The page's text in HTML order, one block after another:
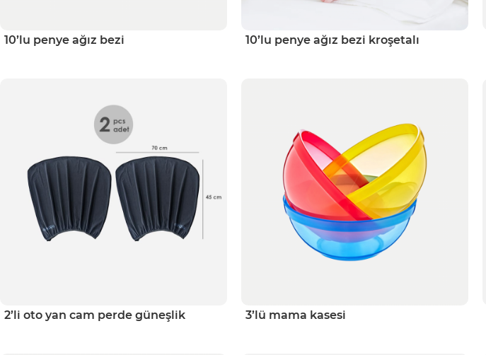
10’lu penye ağız bezi 10’lu penye ağız bezi kroşetalı
2’li oto yan cam perde güneşlik 3’lü mama kasesi